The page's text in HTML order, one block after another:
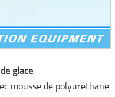
glace
mousse de polyuréthane